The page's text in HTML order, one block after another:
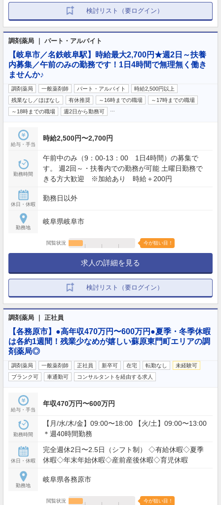
検討リスト（要ログイン）
調剤薬局 ｜ パート・アルバイト
【岐阜市／名鉄岐阜駅】時給最大2,700円★週2日～扶養
内募集／午前のみの勤務です！1日4時間で無理無く働き
ませんか♪
調剤薬局 一般薬剤師 パート・アルバイト
時給2,500円以上
残業なし／ほぼなし
有休推奨 ～16時までの職場
～17時までの職場
～18時までの職場
週2日から勤務可
給与・手当
時給2,500円〜2,700円
勤務時間
午前中のみ（9：00-13：00 1日4時間）の募集で
す。 週2回～・扶養内での勤務が可能 土曜日勤務で
きる方大歓迎 ※加給あり 時給＋200円
休日・休暇
勤務日以外
勤務地
岐阜県岐阜市
閲覧状況 今が狙い目！
求人の詳細を見る
検討リスト（要ログイン）
調剤薬局 ｜ 正社員
【各務原市】●高年収470万円〜600万円●夏季・冬季休暇
は各約1週間！残業少なめが嬉しい蘇原東門町エリアの調
剤薬局◎
調剤薬局 一般薬剤師 正社員 新卒可 在宅 転勤なし
未経験可
ブランク可
車通勤可 コンサルタントを経由する求人
給与・手当
年収470万円〜600万円
勤務時間
【月/水/木/金】09:00〜18:00 【火/土】09:00〜13:00
＊週40時間勤務
休日・休暇
完全週休2日〜2.5日（シフト制） ◇有給休暇◇夏季
休暇◇年末年始休暇◇産前産後休暇◇育児休暇
勤務地
岐阜県各務原市
閲覧状況 今が狙い目！